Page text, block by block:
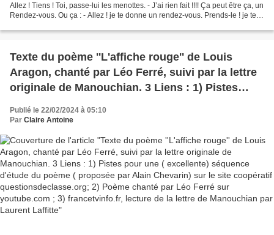
Allez ! Tiens ! Toi, passe-lui les menottes. - J’ai rien fait !!!! Ça peut être ça, un
Rendez-vous. Ou ça : - Allez ! je te donne un rendez-vous. Prends-le ! je te le
Texte du poème ''L'affiche rouge'' de Louis
Aragon, chanté par Léo Ferré, suivi par la lettre
originale de Manouchian. 3 Liens : 1) Pistes
pour une ( excellente) séquence d'étude du
poème ( proposée par Alain Chevarin) sur le site
chanté par Léo Ferré sur youtube.com ; 3)
francetvinfo.fr, lecture de la lettre de
Manouchian par Laurent Laffitte
Publié le 22/02/2024 à 05:10
Par Claire Antoine